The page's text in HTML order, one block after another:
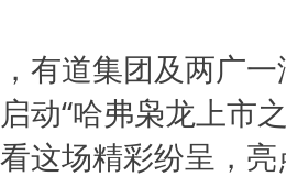
有道集团及两广
动“哈弗枭龙上市
这场精彩纷呈，